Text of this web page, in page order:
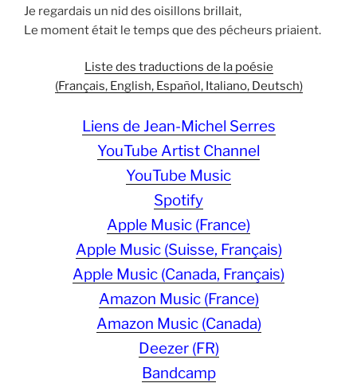
Je regardais un nid des oisillons brillait,
Le moment était le temps que des pécheurs priaient.
Liste des traductions de la poésie
(Français, English, Español, Italiano, Deutsch)
Liens de Jean-Michel Serres
YouTube Artist Channel
YouTube Music
Spotify
Apple Music (France)
Apple Music (Suisse, Français)
Apple Music (Canada, Français)
Amazon Music (France)
Amazon Music (Canada)
Deezer (FR)
Bandcamp